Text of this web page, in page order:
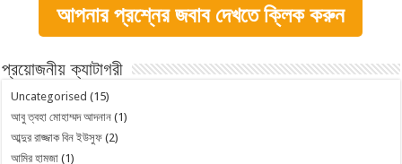
আপনার প্রশ্নের জবাব দেখতে ক্লিক করুন
প্রয়োজনীয় ক্যাটাগরী
Uncategorised (15)
আবু ত্বহা মোহাম্মদ আদনান (1)
আব্দুর রাজ্জাক বিন ইউসুফ (2)
আমির হামজা (1)